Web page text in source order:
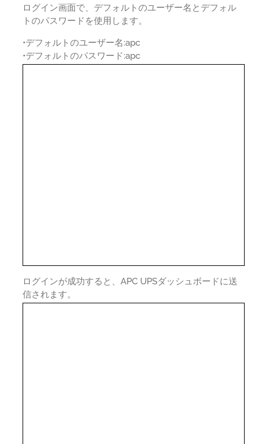
ログイン画面で、デフォルトのユーザー名とデフォル
トのパスワードを使用します。
•デフォルトのユーザー名:apc
•デフォルトのパスワード:apc
ログインが成功すると、APC UPSダッシュボードに送
信されます。